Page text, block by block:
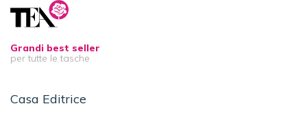
Grandi best seller
per tutte le tasche
Casa Editrice